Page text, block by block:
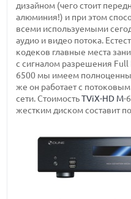
дизайном (чего стоит
алюминия!) и при этом
всеми используемыми
аудио и видео потока.
кодеков главные места
с сигналом разрешения
6500 мы имеем
же он работает с
сети. СтоимостьTViX-HD M-
жестким диском составит